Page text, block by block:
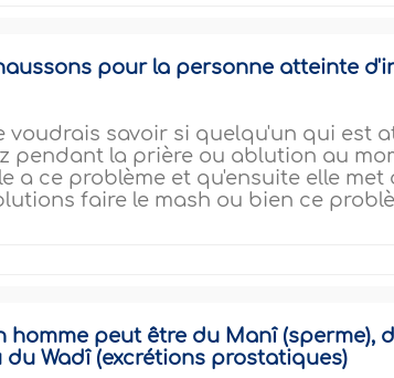
pour la personne atteinte
voudrais savoir si quelqu'un qui est
pendant la prière ou ablution au
a ce problème et qu'ensuite elle
faire le mash ou bien ce
homme peut être du Manî (sperme),
du Wadî (excrétions prostatiques)